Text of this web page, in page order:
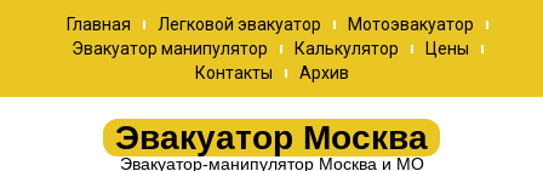
Главная Легковой эвакуатор
Мотоэвакуатор
Эвакуатор манипулятор
Калькулятор
Цены
Контакты
Архив
Эвакуатор Москва
Эвакуатор-манипулятор Москва и МО